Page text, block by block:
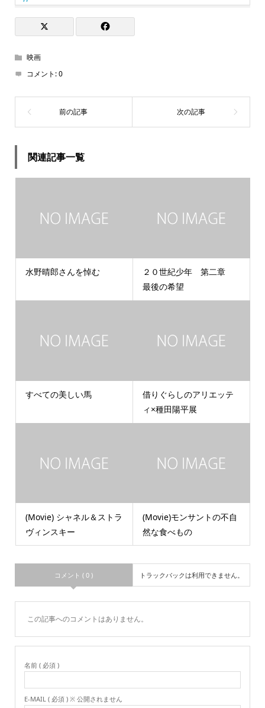
映画
コメント:0
関連記事一覧
水野晴郎さんを悼む
２０世紀少年 第二章
最後の希望
すべての美しい馬
借りぐらしのアリエッテ
ィ×種田陽平展
(Movie) シャネル＆ストラ
ヴィンスキー
(Movie)モンサントの不自
然な食べもの
コメント ( 0 ) トラックバックは利用できません。
この記事へのコメントはありません。
名前 ( 必須 )
E-MAIL ( 必須 ) ※ 公開されません